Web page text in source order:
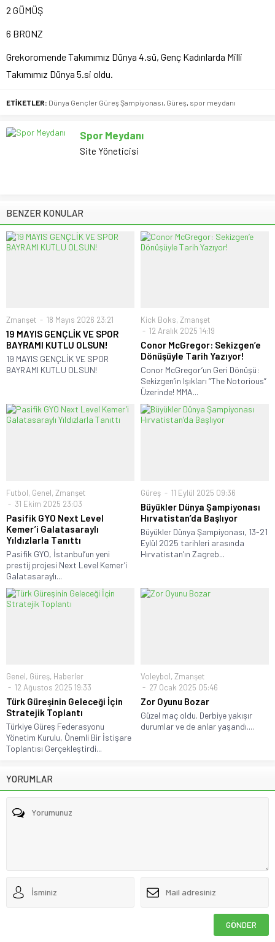
2 GÜMÜŞ
6 BRONZ
Grekoromende Takımımız Dünya 4.sü, Genç Kadınlarda Milli
Takımımız Dünya 5.si oldu.
ETİKETLER: Dünya Gençler Güreş Şampiyonası Güreş spor meydanı
Spor Meydanı
Site Yöneticisi
BENZER KONULAR
Zmanşet 18 Mayıs 2026 23:21
19 MAYIS GENÇLİK VE SPOR
BAYRAMI KUTLU OLSUN!
19 MAYIS GENÇLİK VE SPOR
BAYRAMI KUTLU OLSUN!
Kick Boks, Zmanşet
12 Aralık 2025 14:19
Conor McGregor: Sekizgen’e
Dönüşüyle Tarih Yazıyor!
Conor McGregor’un Geri Dönüşü:
Sekizgen’in Işıkları “The Notorious”
Üzerinde! MMA...
Futbol, Genel, Zmanşet
31 Ekim 2025 23:03
Pasifik GYO Next Level
Kemer’i Galatasaraylı
Yıldızlarla Tanıttı
Pasifik GYO, İstanbul’un yeni
prestij projesi Next Level Kemer’i
Galatasaraylı...
Güreş 11 Eylül 2025 09:36
Büyükler Dünya Şampiyonası
Hırvatistan’da Başlıyor
Büyükler Dünya Şampiyonası, 13-21
Eylül 2025 tarihleri arasında
Hırvatistan’ın Zagreb...
Genel, Güreş, Haberler
12 Ağustos 2025 19:33
Türk Güreşinin Geleceği İçin
Stratejik Toplantı
Türkiye Güreş Federasyonu
Yönetim Kurulu, Önemli Bir İstişare
Toplantısı Gerçekleştirdi...
Voleybol, Zmanşet
27 Ocak 2025 05:46
Zor Oyunu Bozar
Güzel maç oldu. Derbiye yakışır
durumlar ve de anlar yaşandı....
YORUMLAR